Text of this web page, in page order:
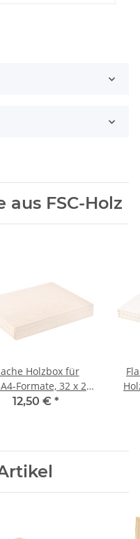
FSC-Holz
Holzbox für
32 x 25
cm
12,50 € *